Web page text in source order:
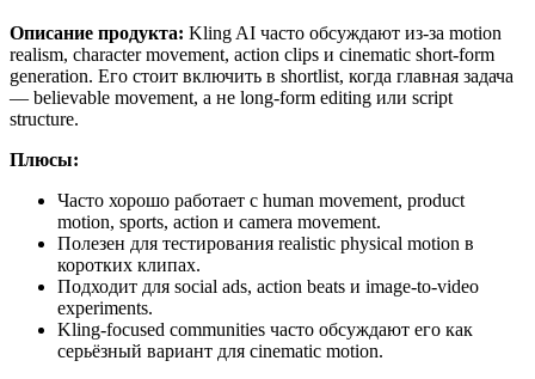
Описание продукта: Kling AI часто обсуждают из-за motion
realism, character movement, action clips и cinematic short-form
generation. Его стоит включить в shortlist, когда главная задача
— believable movement, а не long-form editing или script
structure.
Плюсы:
Часто хорошо работает с human movement, product
motion, sports, action и camera movement.
Полезен для тестирования realistic physical motion в
коротких клипах.
Подходит для social ads, action beats и image-to-video
experiments.
Kling-focused communities часто обсуждают его как
серьёзный вариант для cinematic motion.